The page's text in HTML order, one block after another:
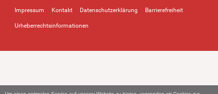
Impressum Kontakt Datenschutzerklärung Barrierefreiheit
Urheberrechtsinformationen